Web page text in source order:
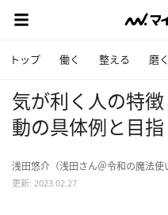
トップ 働く 整える 磨く
気が利く人の特
動の具体例と目
浅田悠介（浅田さん＠令和の魔法使
更新: 2023.02.27